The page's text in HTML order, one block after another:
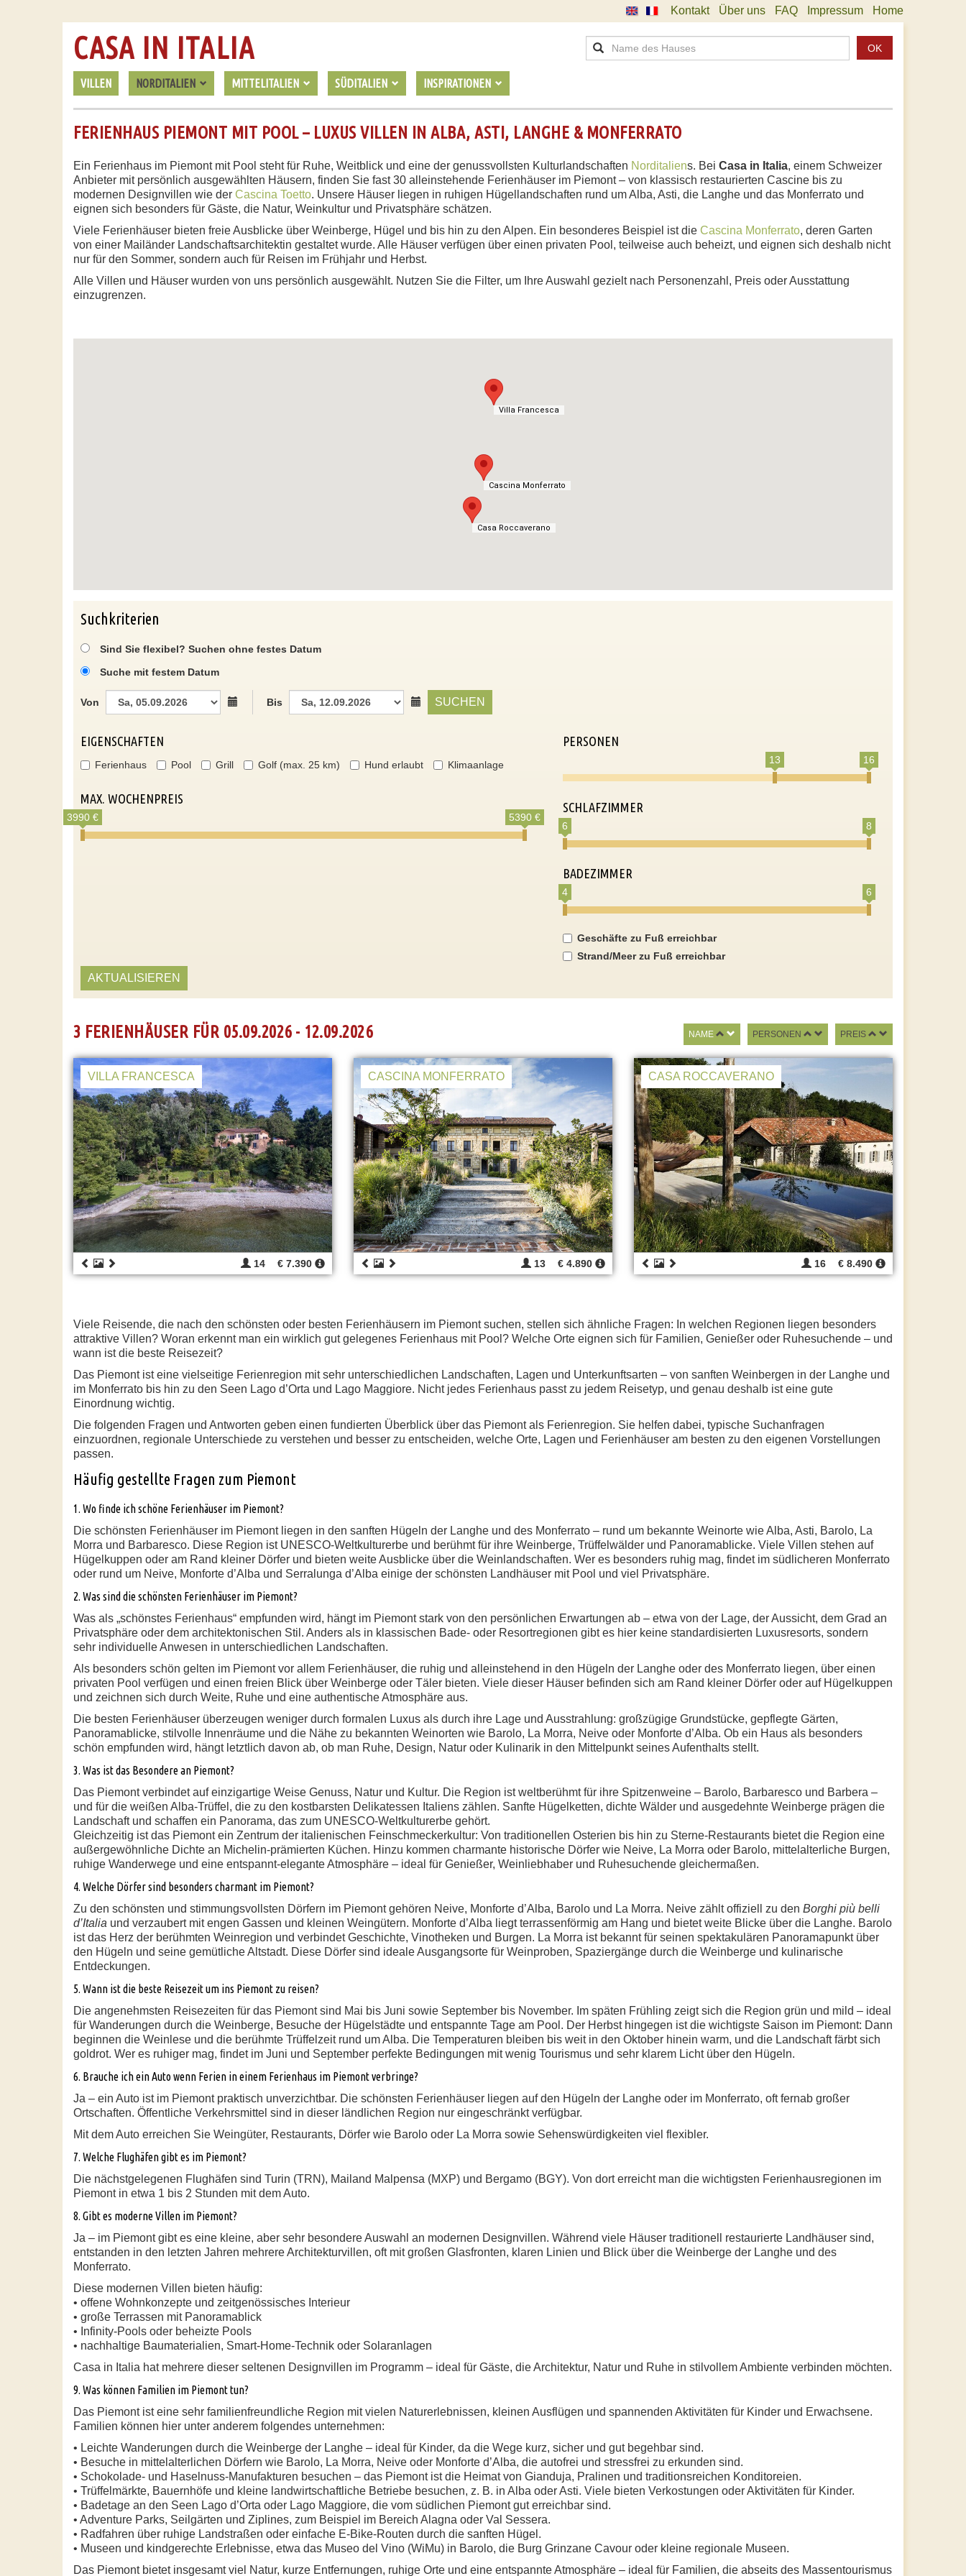
Kontakt Über uns FAQ Impressum Home
VILLEN NORDITALIEN MITTELITALIEN SÜDITALIEN INSPIRATIONEN
CASA IN ITALIA OK
FERIENHAUS PIEMONT MIT POOL – LUXUS VILLEN IN ALBA, ASTI, LANGHE & MONFERRATO
Ein Ferienhaus im Piemont mit Pool steht für Ruhe, Weitblick und eine der genussvollsten Kulturlandschaften Norditaliens. Bei Casa in Italia, einem Schweizer
Anbieter mit persönlich ausgewählten Häusern, finden Sie fast 30 alleinstehende Ferienhäuser im Piemont – von klassisch restaurierten Cascine bis zu
modernen Designvillen wie der Cascina Toetto. Unsere Häuser liegen in ruhigen Hügellandschaften rund um Alba, Asti, die Langhe und das Monferrato und
eignen sich besonders für Gäste, die Natur, Weinkultur und Privatsphäre schätzen.
Viele Ferienhäuser bieten freie Ausblicke über Weinberge, Hügel und bis hin zu den Alpen. Ein besonderes Beispiel ist die Cascina Monferrato, deren Garten
von einer Mailänder Landschaftsarchitektin gestaltet wurde. Alle Häuser verfügen über einen privaten Pool, teilweise auch beheizt, und eignen sich deshalb nicht
nur für den Sommer, sondern auch für Reisen im Frühjahr und Herbst.
Alle Villen und Häuser wurden von uns persönlich ausgewählt. Nutzen Sie die Filter, um Ihre Auswahl gezielt nach Personenzahl, Preis oder Ausstattung
einzugrenzen.
Villa Francesca
Cascina Monferrato
Casa Roccaverano
Villa Francesca
Cascina Monferrato
Casa Roccaverano
Suchkriterien
Sind Sie flexibel? Suchen ohne festes Datum
Suche mit festem Datum
Von Bis SUCHEN
EIGENSCHAFTEN
Ferienhaus Pool Grill Golf (max. 25 km) Hund erlaubt Klimaanlage
MAX. WOCHENPREIS
3990 € 5390 €
PERSONEN
13 16
SCHLAFZIMMER
6 8
BADEZIMMER
4 6
Geschäfte zu Fuß erreichbar
Strand/Meer zu Fuß erreichbar
AKTUALISIEREN
3 FERIENHÄUSER FÜR 05.09.2026 - 12.09.2026 NAME PERSONEN PREIS
VILLA FRANCESCA
14 € 7.390
CASCINA MONFERRATO
13 € 4.890
CASA ROCCAVERANO
16 € 8.490
Viele Reisende, die nach den schönsten oder besten Ferienhäusern im Piemont suchen, stellen sich ähnliche Fragen: In welchen Regionen liegen besonders
attraktive Villen? Woran erkennt man ein wirklich gut gelegenes Ferienhaus mit Pool? Welche Orte eignen sich für Familien, Genießer oder Ruhesuchende – und
wann ist die beste Reisezeit?
Das Piemont ist eine vielseitige Ferienregion mit sehr unterschiedlichen Landschaften, Lagen und Unterkunftsarten – von sanften Weinbergen in der Langhe und
im Monferrato bis hin zu den Seen Lago d’Orta und Lago Maggiore. Nicht jedes Ferienhaus passt zu jedem Reisetyp, und genau deshalb ist eine gute
Einordnung wichtig.
Die folgenden Fragen und Antworten geben einen fundierten Überblick über das Piemont als Ferienregion. Sie helfen dabei, typische Suchanfragen
einzuordnen, regionale Unterschiede zu verstehen und besser zu entscheiden, welche Orte, Lagen und Ferienhäuser am besten zu den eigenen Vorstellungen
passen.
Häufig gestellte Fragen zum Piemont
1. Wo finde ich schöne Ferienhäuser im Piemont?
Die schönsten Ferienhäuser im Piemont liegen in den sanften Hügeln der Langhe und des Monferrato – rund um bekannte Weinorte wie Alba, Asti, Barolo, La
Morra und Barbaresco. Diese Region ist UNESCO-Weltkulturerbe und berühmt für ihre Weinberge, Trüffelwälder und Panoramablicke. Viele Villen stehen auf
Hügelkuppen oder am Rand kleiner Dörfer und bieten weite Ausblicke über die Weinlandschaften. Wer es besonders ruhig mag, findet im südlicheren Monferrato
oder rund um Neive, Monforte d’Alba und Serralunga d’Alba einige der schönsten Landhäuser mit Pool und viel Privatsphäre.
2. Was sind die schönsten Ferienhäuser im Piemont?
Was als „schönstes Ferienhaus“ empfunden wird, hängt im Piemont stark von den persönlichen Erwartungen ab – etwa von der Lage, der Aussicht, dem Grad an
Privatsphäre oder dem architektonischen Stil. Anders als in klassischen Bade- oder Resortregionen gibt es hier keine standardisierten Luxusresorts, sondern
sehr individuelle Anwesen in unterschiedlichen Landschaften.
Als besonders schön gelten im Piemont vor allem Ferienhäuser, die ruhig und alleinstehend in den Hügeln der Langhe oder des Monferrato liegen, über einen
privaten Pool verfügen und einen freien Blick über Weinberge oder Täler bieten. Viele dieser Häuser befinden sich am Rand kleiner Dörfer oder auf Hügelkuppen
und zeichnen sich durch Weite, Ruhe und eine authentische Atmosphäre aus.
Die besten Ferienhäuser überzeugen weniger durch formalen Luxus als durch ihre Lage und Ausstrahlung: großzügige Grundstücke, gepflegte Gärten,
Panoramablicke, stilvolle Innenräume und die Nähe zu bekannten Weinorten wie Barolo, La Morra, Neive oder Monforte d’Alba. Ob ein Haus als besonders
schön empfunden wird, hängt letztlich davon ab, ob man Ruhe, Design, Natur oder Kulinarik in den Mittelpunkt seines Aufenthalts stellt.
3. Was ist das Besondere an Piemont?
Das Piemont verbindet auf einzigartige Weise Genuss, Natur und Kultur. Die Region ist weltberühmt für ihre Spitzenweine – Barolo, Barbaresco und Barbera –
und für die weißen Alba-Trüffel, die zu den kostbarsten Delikatessen Italiens zählen. Sanfte Hügelketten, dichte Wälder und ausgedehnte Weinberge prägen die
Landschaft und schaffen ein Panorama, das zum UNESCO-Weltkulturerbe gehört.
Gleichzeitig ist das Piemont ein Zentrum der italienischen Feinschmeckerkultur: Von traditionellen Osterien bis hin zu Sterne-Restaurants bietet die Region eine
außergewöhnliche Dichte an Michelin-prämierten Küchen. Hinzu kommen charmante historische Dörfer wie Neive, La Morra oder Barolo, mittelalterliche Burgen,
ruhige Wanderwege und eine entspannt-elegante Atmosphäre – ideal für Genießer, Weinliebhaber und Ruhesuchende gleichermaßen.
4. Welche Dörfer sind besonders charmant im Piemont?
Zu den schönsten und stimmungsvollsten Dörfern im Piemont gehören Neive, Monforte d’Alba, Barolo und La Morra. Neive zählt offiziell zu den Borghi più belli
d’Italia und verzaubert mit engen Gassen und kleinen Weingütern. Monforte d’Alba liegt terrassenförmig am Hang und bietet weite Blicke über die Langhe. Barolo
ist das Herz der berühmten Weinregion und verbindet Geschichte, Vinotheken und Burgen. La Morra ist bekannt für seinen spektakulären Panoramapunkt über
den Hügeln und seine gemütliche Altstadt. Diese Dörfer sind ideale Ausgangsorte für Weinproben, Spaziergänge durch die Weinberge und kulinarische
Entdeckungen.
5. Wann ist die beste Reisezeit um ins Piemont zu reisen?
Die angenehmsten Reisezeiten für das Piemont sind Mai bis Juni sowie September bis November. Im späten Frühling zeigt sich die Region grün und mild – ideal
für Wanderungen durch die Weinberge, Besuche der Hügelstädte und entspannte Tage am Pool. Der Herbst hingegen ist die wichtigste Saison im Piemont: Dann
beginnen die Weinlese und die berühmte Trüffelzeit rund um Alba. Die Temperaturen bleiben bis weit in den Oktober hinein warm, und die Landschaft färbt sich
goldrot. Wer es ruhiger mag, findet im Juni und September perfekte Bedingungen mit wenig Tourismus und sehr klarem Licht über den Hügeln.
6. Brauche ich ein Auto wenn Ferien in einem Ferienhaus im Piemont verbringe?
Ja – ein Auto ist im Piemont praktisch unverzichtbar. Die schönsten Ferienhäuser liegen auf den Hügeln der Langhe oder im Monferrato, oft fernab großer
Ortschaften. Öffentliche Verkehrsmittel sind in dieser ländlichen Region nur eingeschränkt verfügbar.
Mit dem Auto erreichen Sie Weingüter, Restaurants, Dörfer wie Barolo oder La Morra sowie Sehenswürdigkeiten viel flexibler.
7. Welche Flughäfen gibt es im Piemont?
Die nächstgelegenen Flughäfen sind Turin (TRN), Mailand Malpensa (MXP) und Bergamo (BGY). Von dort erreicht man die wichtigsten Ferienhausregionen im
Piemont in etwa 1 bis 2 Stunden mit dem Auto.
8. Gibt es moderne Villen im Piemont?
Ja – im Piemont gibt es eine kleine, aber sehr besondere Auswahl an modernen Designvillen. Während viele Häuser traditionell restaurierte Landhäuser sind,
entstanden in den letzten Jahren mehrere Architekturvillen, oft mit großen Glasfronten, klaren Linien und Blick über die Weinberge der Langhe und des
Monferrato.
Diese modernen Villen bieten häufig:
• offene Wohnkonzepte und zeitgenössisches Interieur
• große Terrassen mit Panoramablick
• Infinity-Pools oder beheizte Pools
• nachhaltige Baumaterialien, Smart-Home-Technik oder Solaranlagen
Casa in Italia hat mehrere dieser seltenen Designvillen im Programm – ideal für Gäste, die Architektur, Natur und Ruhe in stilvollem Ambiente verbinden möchten.
9. Was können Familien im Piemont tun?
Das Piemont ist eine sehr familienfreundliche Region mit vielen Naturerlebnissen, kleinen Ausflügen und spannenden Aktivitäten für Kinder und Erwachsene.
Familien können hier unter anderem folgendes unternehmen:
• Leichte Wanderungen durch die Weinberge der Langhe – ideal für Kinder, da die Wege kurz, sicher und gut begehbar sind.
• Besuche in mittelalterlichen Dörfern wie Barolo, La Morra, Neive oder Monforte d’Alba, die autofrei und stressfrei zu erkunden sind.
• Schokolade- und Haselnuss-Manufakturen besuchen – das Piemont ist die Heimat von Gianduja, Pralinen und traditionsreichen Konditoreien.
• Trüffelmärkte, Bauernhöfe und kleine landwirtschaftliche Betriebe besuchen, z. B. in Alba oder Asti. Viele bieten Verkostungen oder Aktivitäten für Kinder.
• Badetage an den Seen Lago d’Orta oder Lago Maggiore, die vom südlichen Piemont gut erreichbar sind.
• Adventure Parks, Seilgärten und Ziplines, zum Beispiel im Bereich Alagna oder Val Sessera.
• Radfahren über ruhige Landstraßen oder einfache E-Bike-Routen durch die sanften Hügel.
• Museen und kindgerechte Erlebnisse, etwa das Museo del Vino (WiMu) in Barolo, die Burg Grinzane Cavour oder kleine regionale Museen.
Das Piemont bietet insgesamt viel Natur, kurze Entfernungen, ruhige Orte und eine entspannte Atmosphäre – ideal für Familien, die abseits des Massentourismus